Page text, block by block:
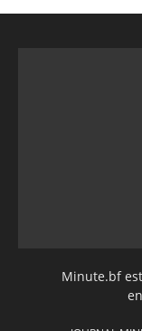
Minute.bf